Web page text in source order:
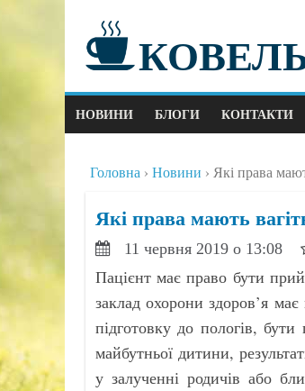
НОВИНИ БЛОГИ КОНТАКТИ
Головна Новини Які права
Які права мають
11 червня 2019 о 13:08
Пацієнт має право бути
заклад охорони здоров’я
підготовку до пологів,
майбутньої дитини,
у залученні родичів або